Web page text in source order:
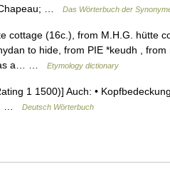
…
Das Wörterbuch der
cottage (16c.), from M.H.G. hütte
to hide, from PIE *keudh ,
as a… …
Etymology dictionary
1 1500)] Auch: •
…
Deutsch Wörterbuch